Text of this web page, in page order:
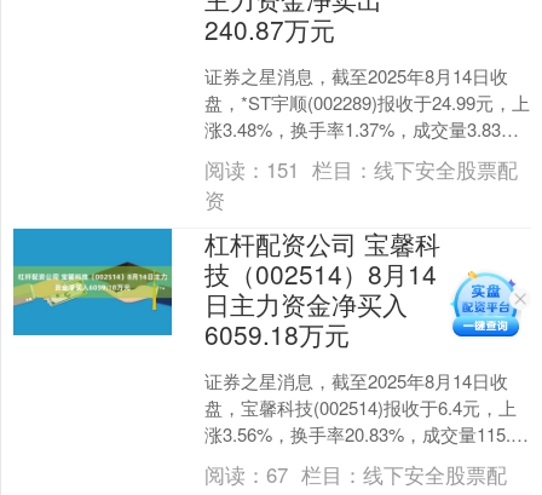
240.87万元
证券之星消息，截至2025年8月14日收
盘，*ST宇顺(002289)报收于24.99元，上
涨3.48%，换手率1.37%，成交量3.83万
手，成交额9480.....
阅读： 151 栏目：线下安全股票配
资
杠杆配资公司 宝馨科
技（002514）8月14
日主力资金净买入
6059.18万元
证券之星消息，截至2025年8月14日收
盘，宝馨科技(002514)报收于6.4元，上
涨3.56%，换手率20.83%，成交量115.41
万手，成交额7.23亿....
阅读：67 栏目：线下安全股票配